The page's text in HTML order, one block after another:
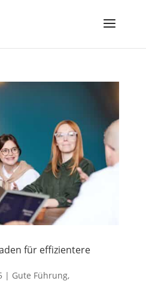
für effizientere
| Gute Führung,